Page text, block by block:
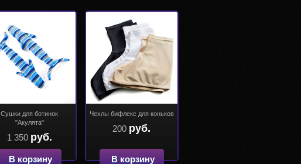
Сушки для ботинок
"Акулята"
1 350 руб.
В корзину
Чехлы бифлекс для коньков
200 руб.
В корзину